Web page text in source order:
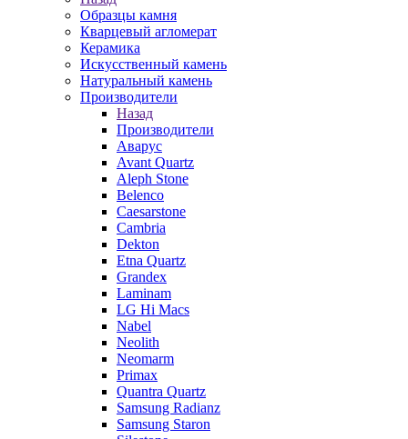
Образцы камня
Кварцевый агломерат
Керамика
Искусственный камень
Натуральный камень
Производители
Назад
Производители
Аварус
Avant Quartz
Aleph Stone
Belenco
Caesarstone
Cambria
Dekton
Etna Quartz
Grandex
Laminam
LG Hi Macs
Nabel
Neolith
Neomarm
Primax
Quantra Quartz
Samsung Radianz
Samsung Staron